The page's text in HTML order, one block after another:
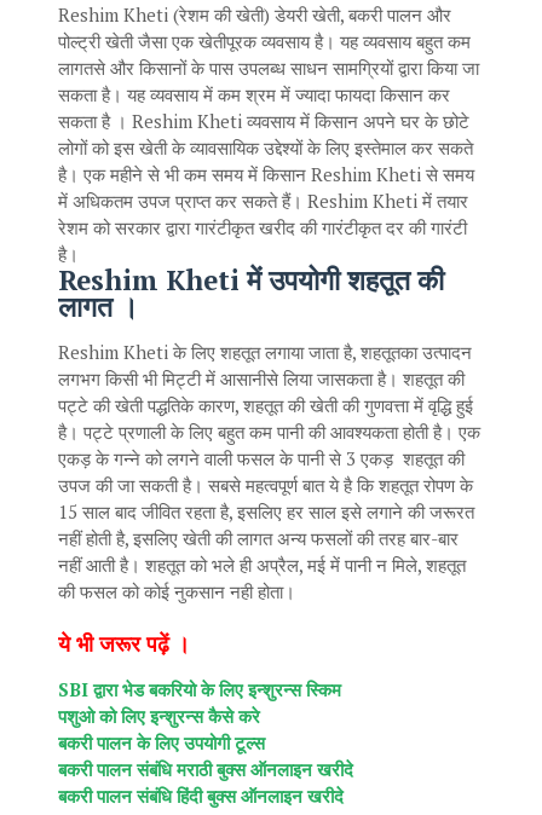
Reshim Kheti (रेशम की खेती) डेयरी खेती, बकरी पालन और
पोल्ट्री खेती जैसा एक खेतीपूरक व्यवसाय है। यह व्यवसाय बहुत कम
लागतसे और किसानों के पास उपलब्ध साधन सामग्रियों द्वारा किया जा
सकता है। यह व्यवसाय में कम श्रम में ज्यादा फायदा किसान कर
सकता है । Reshim Kheti व्यवसाय में किसान अपने घर के छोटे
लोगों को इस खेती के व्यावसायिक उद्देश्यों के लिए इस्तेमाल कर सकते
है। एक महीने से भी कम समय में किसान Reshim Kheti से समय
में अधिकतम उपज प्राप्त कर सकते हैं। Reshim Kheti में तयार
रेशम को सरकार द्वारा गारंटीकृत खरीद की गारंटीकृत दर की गारंटी
है।
Reshim Kheti में उपयोगी शहतूत की
लागत ।
Reshim Kheti के लिए शहतूत लगाया जाता है, शहतूतका उत्पादन
लगभग किसी भी मिट्टी में आसानीसे लिया जासकता है। शहतूत की
पट्टे की खेती पद्धतिके कारण, शहतूत की खेती की गुणवत्ता में वृद्धि हुई
है। पट्टे प्रणाली के लिए बहुत कम पानी की आवश्यकता होती है। एक
एकड़ के गन्ने को लगने वाली फसल के पानी से 3 एकड़ शहतूत की
उपज की जा सकती है। सबसे महत्वपूर्ण बात ये है कि शहतूत रोपण के
15 साल बाद जीवित रहता है, इसलिए हर साल इसे लगाने की जरूरत
नहीं होती है, इसलिए खेती की लागत अन्य फसलों की तरह बार-बार
नहीं आती है। शहतूत को भले ही अप्रैल, मई में पानी न मिले, शहतूत
की फसल को कोई नुकसान नही होता।
ये भी जरूर पढ़ें ।
SBI द्वारा भेड बकरियो के लिए इन्शुरन्स स्किम
पशुओ को लिए इन्शुरन्स कैसे करे
बकरी पालन के लिए उपयोगी टूल्स
बकरी पालन संबंधि मराठी बुक्स ऑनलाइन खरीदे
बकरी पालन संबंधि हिंदी बुक्स ऑनलाइन खरीदे